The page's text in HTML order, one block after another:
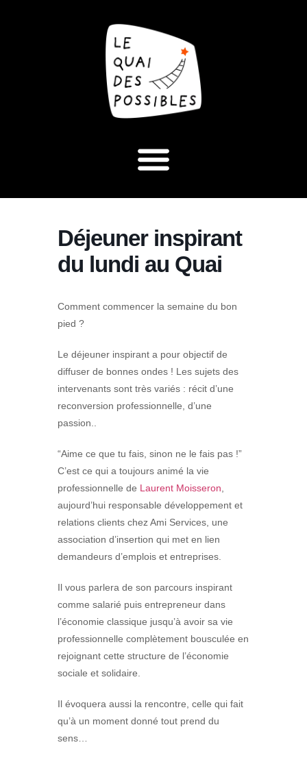
Déjeuner inspirant
du lundi au Quai
Comment commencer la semaine du bon
pied ?
Le déjeuner inspirant a pour objectif de
diffuser de bonnes ondes ! Les sujets des
intervenants sont très variés : récit d’une
reconversion professionnelle, d’une
passion..
“Aime ce que tu fais, sinon ne le fais pas !”
C’est ce qui a toujours animé la vie
professionnelle de Laurent Moisseron
aujourd’hui responsable développement et
relations clients chez Ami Services, une
association d’insertion qui met en lien
demandeurs d’emplois et entreprises.
Il vous parlera de son parcours inspirant
comme salarié puis entrepreneur dans
l’économie classique jusqu’à avoir sa vie
professionnelle complètement bousculée en
rejoignant cette structure de l’économie
sociale et solidaire.
Il évoquera aussi la rencontre, celle qui fait
qu’à un moment donné tout prend du
sens…